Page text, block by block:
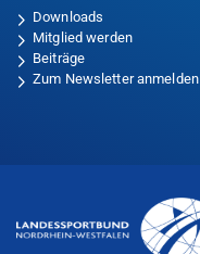
Downloads
Mitglied werden
Beiträge
Zum Newsletter anmelden